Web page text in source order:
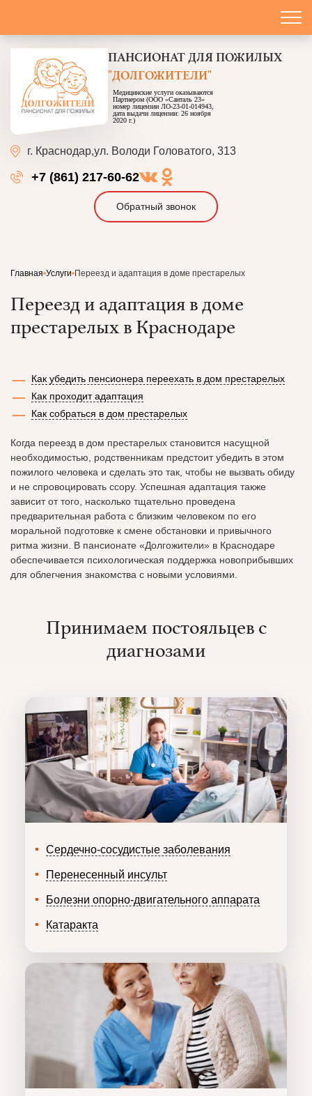
ПАНСИОНАТ ДЛЯ ПОЖИЛЫХ
"ДОЛГОЖИТЕЛИ"
Медицинские услуги оказываются
Партнером (ООО «Санталь 23»
номер лицензии ЛО-23-01-014943,
дата выдачи лицензии: 26 ноября
2020 г.)
г. Краснодар,ул. Володи Головатого, 313
+7 (861) 217-60-62
Обратный звонок
Главная Услуги Переезд и адаптация в доме престарелых
Переезд и адаптация в доме
престарелых в Краснодаре
Как убедить пенсионера переехать в дом престарелых
Как проходит адаптация
Как собраться в дом престарелых
Когда переезд в дом престарелых становится насущной
необходимостью, родственникам предстоит убедить в этом
пожилого человека и сделать это так, чтобы не вызвать обиду
и не спровоцировать ссору. Успешная адаптация также
зависит от того, насколько тщательно проведена
предварительная работа с близким человеком по его
моральной подготовке к смене обстановки и привычного
ритма жизни. В пансионате «Долгожители» в Краснодаре
обеспечивается психологическая поддержка новоприбывших
для облегчения знакомства с новыми условиями.
Принимаем постояльцев с
диагнозами
Сердечно-сосудистые заболевания
Перенесенный инсульт
Болезни опорно-двигательного аппарата
Катаракта